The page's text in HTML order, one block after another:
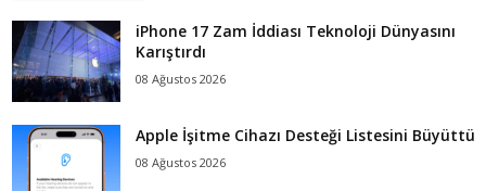
iPhone 17 Zam İddiası Teknoloji Dünyasını
Karıştırdı
08 Ağustos 2026
Apple İşitme Cihazı Desteği Listesini Büyüttü
08 Ağustos 2026